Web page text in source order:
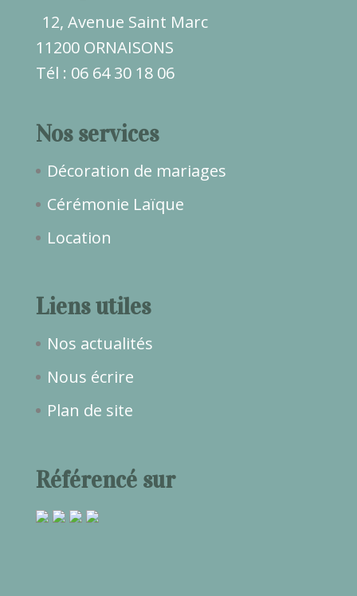
12, Avenue Saint Marc
11200 ORNAISONS
Tél : 06 64 30 18 06
Nos services
Décoration de mariages
Cérémonie Laïque
Location
Liens utiles
Nos actualités
Nous écrire
Plan de site
Référencé sur